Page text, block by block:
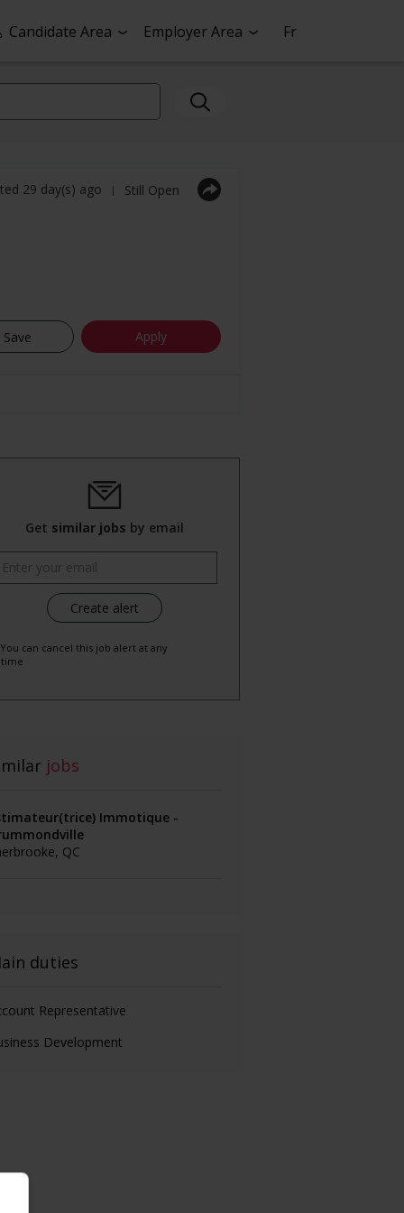
Candidate Area Employer Area Fr
Save Apply
29 day(s) ago | Still Open
Get similar jobs by email
can cancel this job alert at any
time
jobs
Immotique -
QC
duties
Representative
Development